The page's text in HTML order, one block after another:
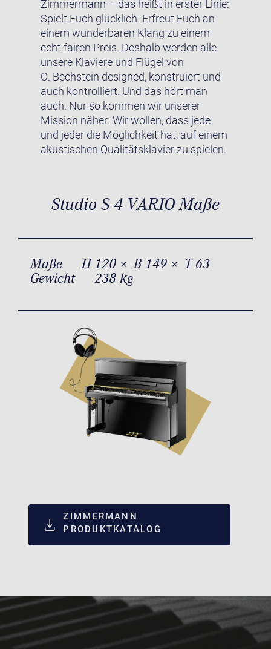
Zimmermann – das heißt in erster Linie:
Spielt Euch glücklich. Erfreut Euch an
einem wunderbaren Klang zu einem
echt fairen Preis. Deshalb werden alle
unsere Klaviere und Flügel von
C. Bechstein designed, konstruiert und
auch kontrolliert. Und das hört man
auch. Nur so kommen wir unserer
Mission näher: Wir wollen, dass jede
und jeder die Möglichkeit hat, auf einem
akustischen Qualitätsklavier zu spielen.
Studio S 4 VARIO Maße
Maße
H 120 × B 149 × T 63
Gewicht
238 kg
ZIMMERMANN
PRODUKTKATALOG